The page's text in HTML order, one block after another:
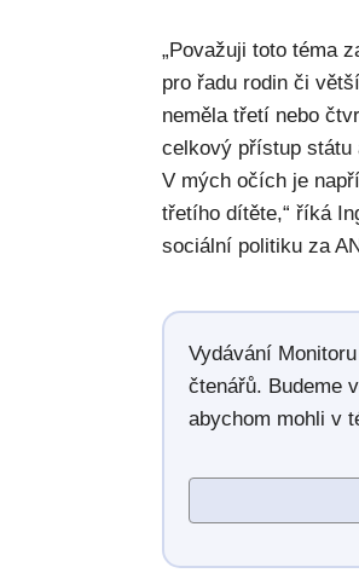
„Považuji toto téma
pro řadu rodin či
neměla třetí nebo
celkový přístup
V mých očích je
třetího dítěte,“ říká
sociální politiku za
Vydávání
čtenářů. Budeme
abychom mohli v